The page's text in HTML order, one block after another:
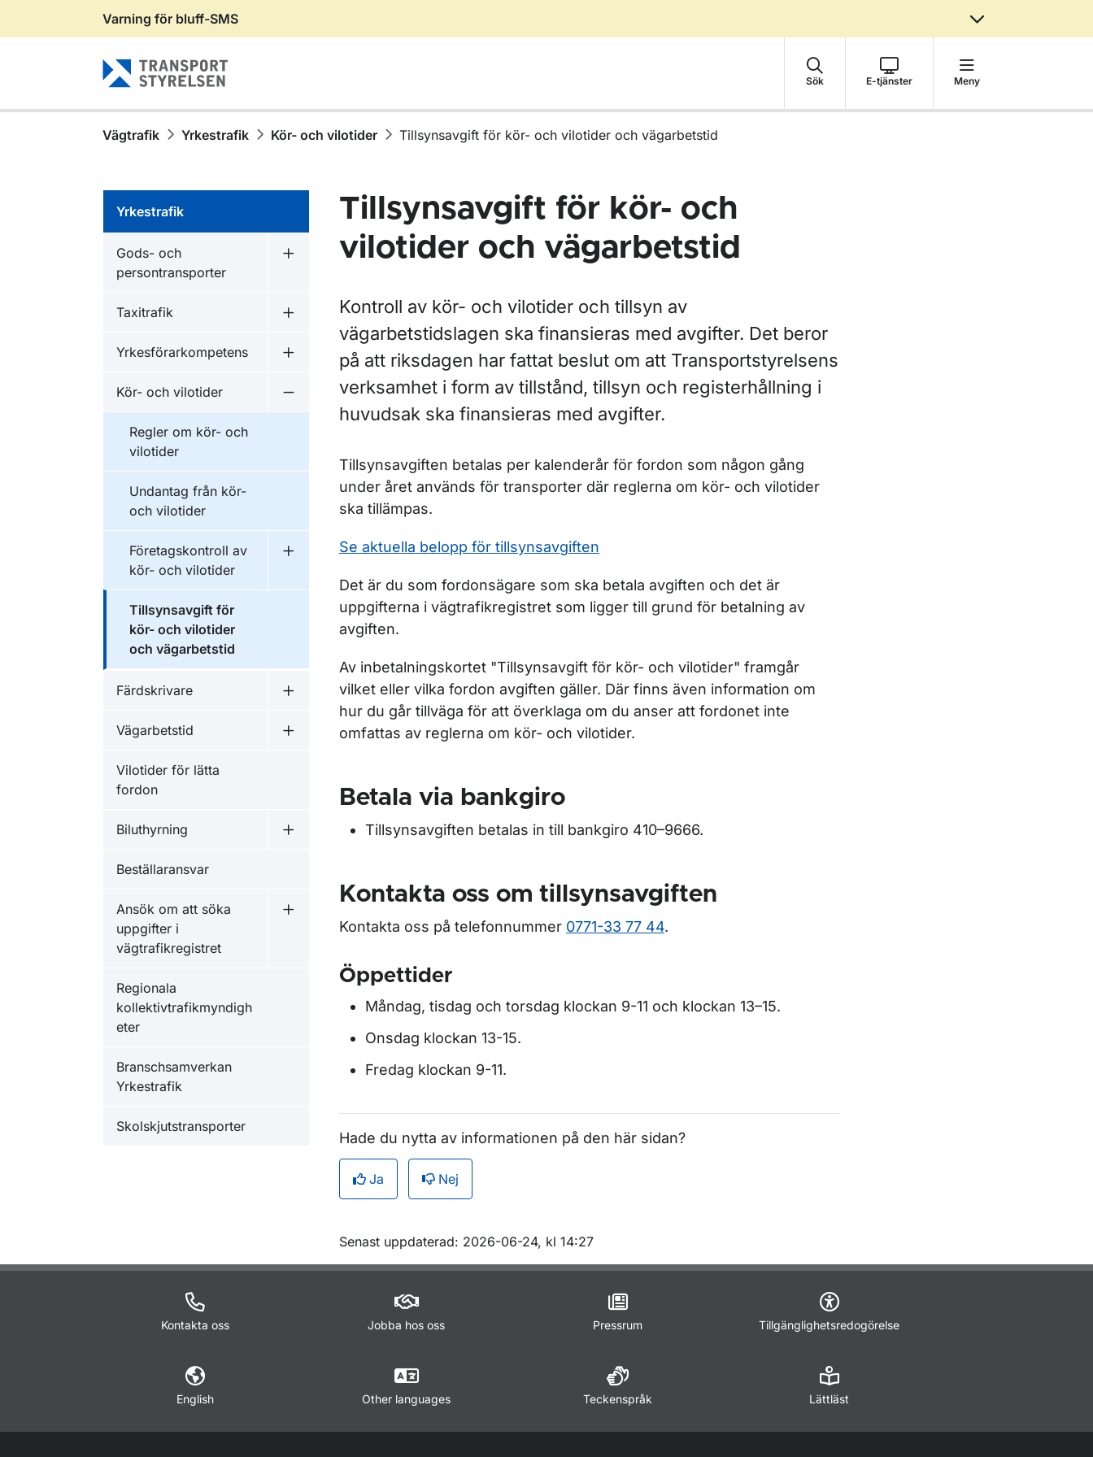
Gå till sidans innehåll
Varning för bluff-SMS
Sök E-tjänster Meny
Vägtrafik Yrkestrafik Kör- och vilotider Tillsynsavgift för kör- och vilotider och vägarbetstid
Yrkestrafik
Gods- och
persontransporter
Undermeny för Gods- och persontransporter
Taxitrafik
Undermeny för Taxitrafik
Yrkesförarkompetens
Undermeny för Yrkesförarkompetens
Kör- och vilotider
Regler om kör- och
vilotider
Undantag från kör-
och vilotider
Företagskontroll av
kör- och vilotider
Undermeny för Företagskontroll av kör- och vilotider
Tillsynsavgift för
kör- och vilotider
och vägarbetstid
Färdskrivare
Undermeny för Färdskrivare
Vägarbetstid
Undermeny för Vägarbetstid
Vilotider för lätta
fordon
Biluthyrning
Undermeny för Biluthyrning
Beställaransvar
Ansök om att söka
uppgifter i
vägtrafikregistret
Undermeny för Ansök om att söka uppgifter i vägtrafikregistret
Regionala
kollektivtrafikmyndigh
eter
Branschsamverkan
Yrkestrafik
Skolskjutstransporter
Tillsynsavgift för kör- och
vilotider och vägarbetstid
Kontroll av kör- och vilotider och tillsyn av
vägarbetstidslagen ska finansieras med avgifter. Det beror
på att riksdagen har fattat beslut om att Transportstyrelsens
verksamhet i form av tillstånd, tillsyn och registerhållning i
huvudsak ska finansieras med avgifter.
Tillsynsavgiften betalas per kalenderår för fordon som någon gång
under året används för transporter där reglerna om kör- och vilotider
ska tillämpas.
Se aktuella belopp för tillsynsavgiften
Det är du som fordonsägare som ska betala avgiften och det är
uppgifterna i vägtrafikregistret som ligger till grund för betalning av
avgiften.
Av inbetalningskortet "Tillsynsavgift för kör- och vilotider" framgår
vilket eller vilka fordon avgiften gäller. Där finns även information om
hur du går tillväga för att överklaga om du anser att fordonet inte
omfattas av reglerna om kör- och vilotider.
Betala via bankgiro
Tillsynsavgiften betalas in till bankgiro 410–9666.
Kontakta oss om tillsynsavgiften
Kontakta oss på telefonnummer 0771-33 77 44.
Öppettider
Måndag, tisdag och torsdag klockan 9-11 och klockan 13–15.
Onsdag klockan 13-15.
Fredag klockan 9-11.
Hade du nytta av informationen på den här sidan?
Ja Nej
Om sidan
Senast uppdaterad: 2026-06-24, kl 14:27
Kontakta oss Jobba hos oss Pressrum Tillgänglighetsredogörelse
English Other languages Teckenspråk Lättläst